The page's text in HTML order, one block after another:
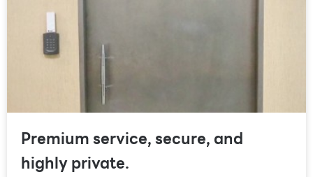
Premium service, secure, and
highly private.